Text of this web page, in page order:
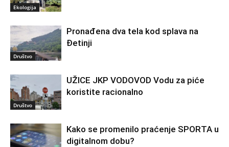
Ekologija
Društvo
Pronađena dva tela kod splava na
Đetinji
Društvo
UŽICE JKP VODOVOD Vodu za piće
koristite racionalno
Kako se promenilo praćenje SPORTA u
digitalnom dobu?